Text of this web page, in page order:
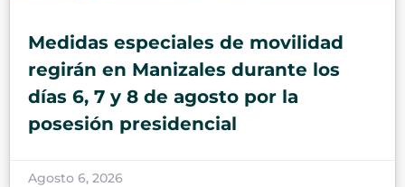
Medidas especiales de movilidad
regirán en Manizales durante los
días 6, 7 y 8 de agosto por la
posesión presidencial
Agosto 6, 2026